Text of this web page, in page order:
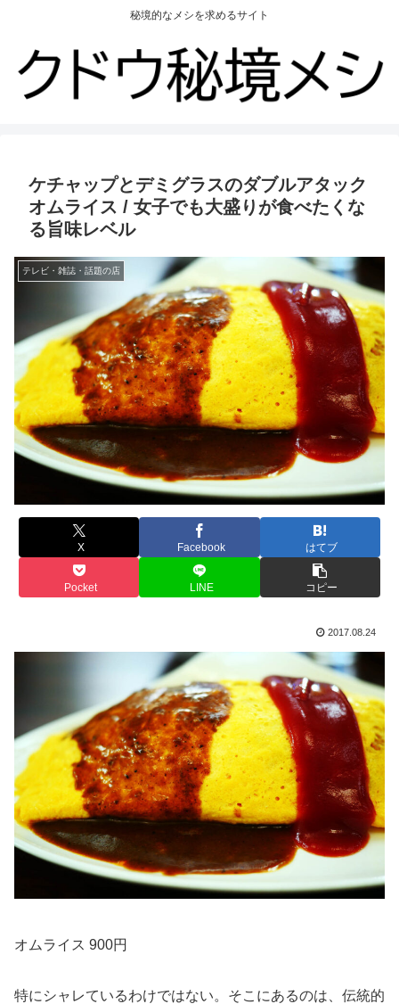
秘境的なメシを求めるサイト
ケチャップとデミグラスのダブルアタック
オムライス / 女子でも大盛りが食べたくな
る旨味レベル
テレビ・雑誌・話題の店
X Facebook はてブ
Pocket LINE コピー
2017.08.24
オムライス 900円
特にシャレているわけではない。そこにあるのは、伝統的